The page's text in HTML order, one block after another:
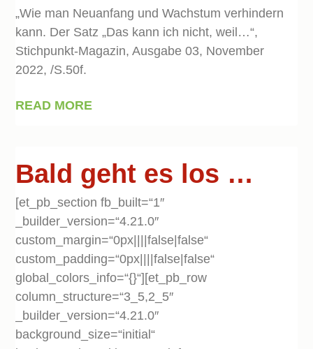
„Wie man Neuanfang und Wachstum verhindern
kann. Der Satz „Das kann ich nicht, weil…“,
Stichpunkt-Magazin, Ausgabe 03, November
2022, /S.50f.
READ MORE
Bald geht es los …
[et_pb_section fb_built=“1″
_builder_version=“4.21.0″
custom_margin=“0px||||false|false“
custom_padding=“0px||||false|false“
global_colors_info=“{}“][et_pb_row
column_structure=“3_5,2_5″
_builder_version=“4.21.0″
background_size=“initial“